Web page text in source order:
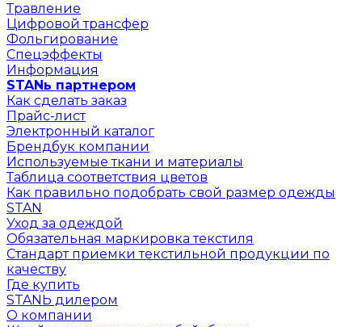
Травление
Цифровой трансфер
Фольгирование
Спецэффекты
Информация
STANь партнером
Как сделать заказ
Прайс-лист
Электронный каталог
Брендбук компании
Используемые ткани и материалы
Таблица соответствия цветов
Как правильно подобрать свой размер одежды
STAN
Уход за одеждой
Обязательная маркировка текстиля
Стандарт приемки текстильной продукции по
качеству
Где купить
STANЬ дилером
О компании